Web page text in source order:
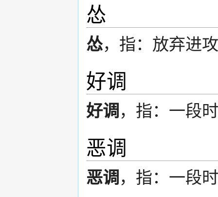
怂
怂，指：放弃进
好调
好调 ，指：一段
恶调
恶调 ，指：一段